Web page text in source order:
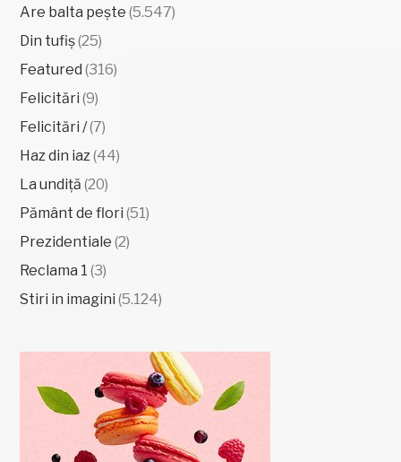
Are balta pește (5.547)
Din tufiș(25)
Featured (316)
Felicitări (9)
Felicitări /(7)
Haz din iaz(44)
La undiță (20)
Pământ de flori (51)
Prezidentiale (2)
Reclama 1 (3)
Stiri in imagini (5.124)